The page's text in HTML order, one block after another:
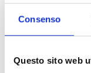
Consenso
Questo sito web
I pazienti possono